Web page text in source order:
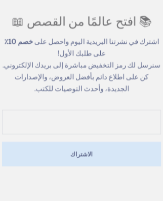
📚 افتح عالمًا من القصص 📖
اشترك في نشرتنا البريدية اليوم واحصل على
خصم 10٪
على طلبك الأول!
سنرسل لك رمز التخفيض مباشرة إلى بريدك الإلكتروني.
كن على اطلاع دائم بأفضل العروض، والإصدارات
الجديدة، وأحدث التوصيات للكتب.
الاشتراك